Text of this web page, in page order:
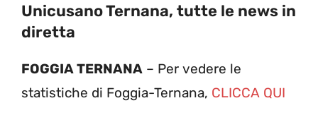
Unicusano Ternana, tutte le news in
diretta
FOGGIA TERNANA – Per vedere le
statistiche di Foggia-Ternana, CLICCA QUI